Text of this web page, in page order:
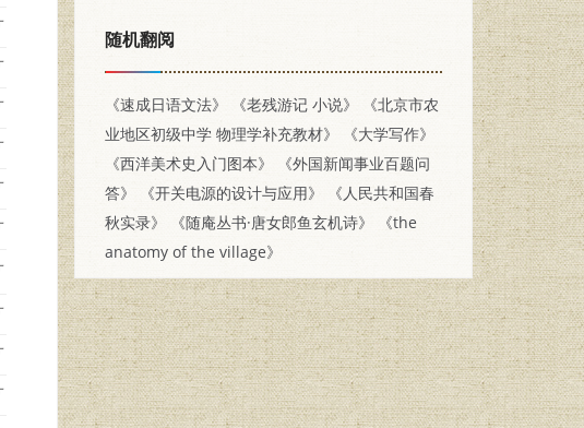
随机翻阅
《速成日语文法》 《老残游记 小说》
《北京市农
业地区初级中学 物理学补充教材》
《大学写作》
《西洋美术史入门图本》
《外国新闻事业百题问
答》
《开关电源的设计与应用》
《人民共和国春
秋实录》
《随庵丛书·唐女郎鱼玄机诗》
《the
anatomy of the village》